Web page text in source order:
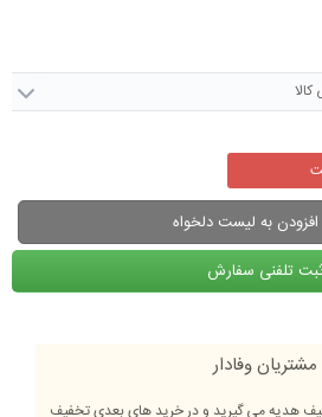
افزودن به لیست دلخواه
تلفنی سفارش
مشتریان وفادار
هدیه می گیرید و در خرید های بعدی تخفیف